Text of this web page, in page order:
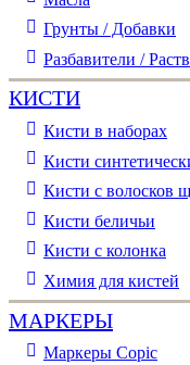
Грунты / Добавки
Разбавители /
КИСТИ
Кисти в наборах
Кисти
Кисти с волосков
Кисти беличьи
Кисти с колонка
Химия для кистей
МАРКЕРЫ
Маркеры Copic